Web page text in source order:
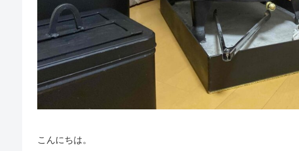
こんにちは。